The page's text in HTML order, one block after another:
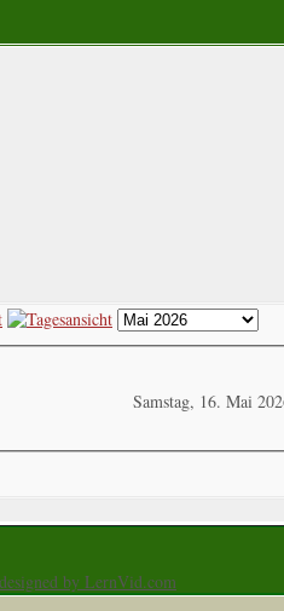
Samstag, 16. Mai
by LernVid.com